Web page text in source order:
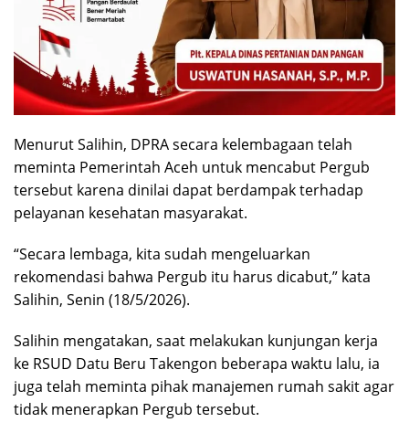
Menurut Salihin, DPRA secara kelembagaan telah
meminta Pemerintah Aceh untuk mencabut Pergub
tersebut karena dinilai dapat berdampak terhadap
pelayanan kesehatan masyarakat.
“Secara lembaga, kita sudah mengeluarkan
rekomendasi bahwa Pergub itu harus dicabut,” kata
Salihin, Senin (18/5/2026).
Salihin mengatakan, saat melakukan kunjungan kerja
ke RSUD Datu Beru Takengon beberapa waktu lalu, ia
juga telah meminta pihak manajemen rumah sakit agar
tidak menerapkan Pergub tersebut.